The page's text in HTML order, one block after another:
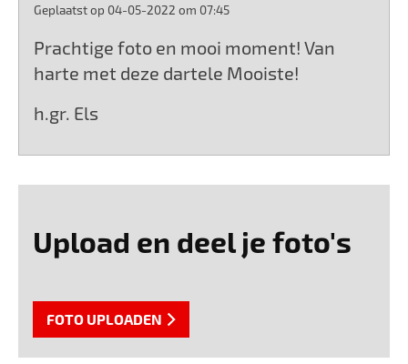
Geplaatst op 04-05-2022 om 07:45
Prachtige foto en mooi moment! Van
harte met deze dartele Mooiste!
h.gr. Els
Upload en deel je foto's
FOTO UPLOADEN